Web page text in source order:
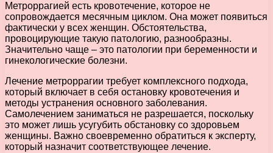
Метроррагией есть кровотечение, которое не
сопровождается месячным циклом. Она может появиться
фактически у всех женщин. Обстоятельства,
провоцирующие такую патологию, разнообразны.
Значительно чаще – это патологии при беременности и
гинекологические болезни.
Лечение метроррагии требует комплексного подхода,
который включает в себя остановку кровотечения и
методы устранения основного заболевания.
Самолечением заниматься не разрешается, поскольку
это может лишь усугубить обстановку со здоровьем
женщины. Важно своевременно обратиться к эксперту,
который назначит соответствующее лечение.